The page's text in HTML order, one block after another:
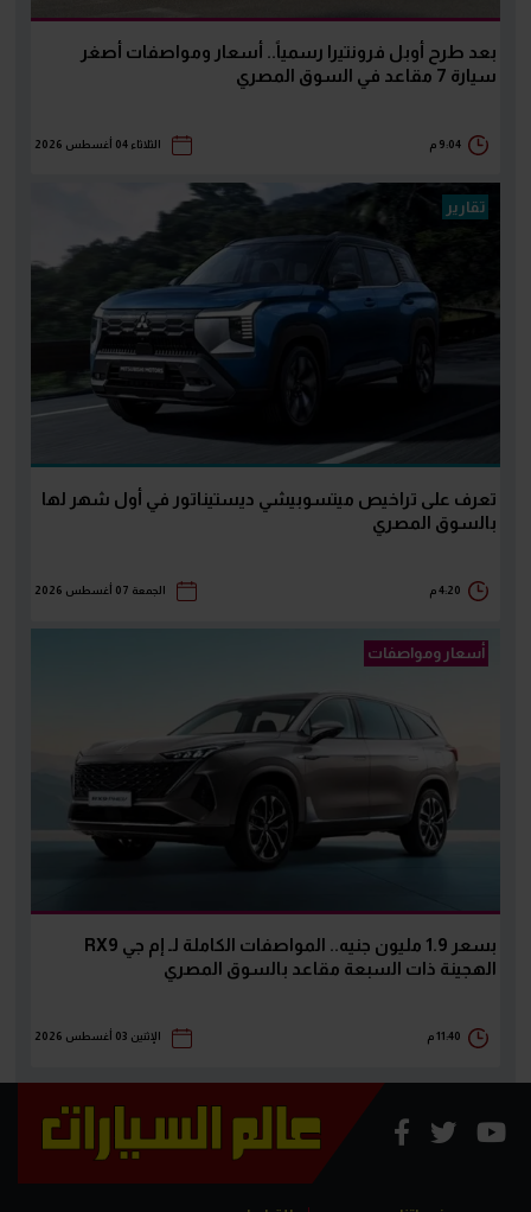
بعد طرح أوبل فرونتيرا رسمياً.. أسعار ومواصفات أصغر
سيارة 7 مقاعد في السوق المصري
9:04 م الثلاثاء 04 أغسطس 2026
تقارير
تعرف على تراخيص ميتسوبيشي ديستيناتور في أول شهر لها
بالسوق المصري
4:20 م الجمعة 07 أغسطس 2026
أسعار ومواصفات
بسعر 1.9 مليون جنيه.. المواصفات الكاملة لـ إم جي RX9
الهجينة ذات السبعة مقاعد بالسوق المصري
11:40 م الإثنين 03 أغسطس 2026